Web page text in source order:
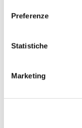
Preferenze
Statistiche
Marketing